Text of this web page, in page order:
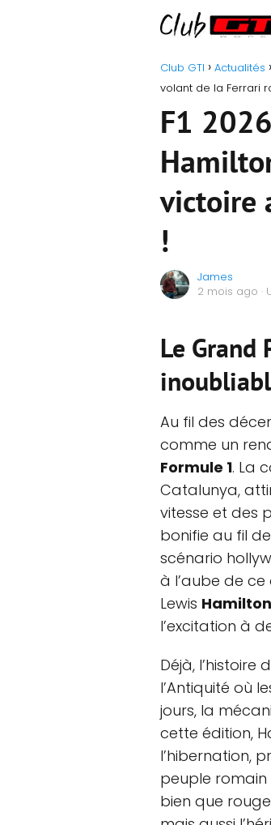
Club GTI Actualités
volant de la Ferrari
F1
victoire
!
James
2 mois ago
Le Grand
Au fil des
comme un
Formule 1. La
Catalunya,
vitesse et des
bonifie au fil
scénario
à l’aube de
Lewis Hamilton
l’excitation à
Déjà,
l’Antiquité où
jours, la
cette édition,
l’hibernation,
peuple
bien que